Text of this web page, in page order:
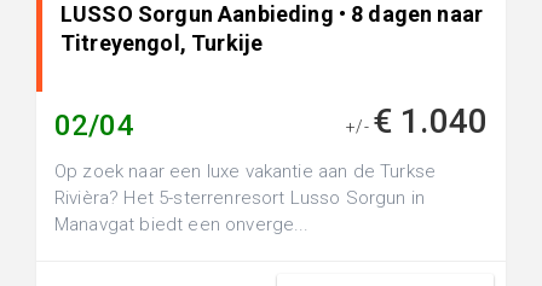
LUSSO Sorgun Aanbieding • 8 dagen naar
Titreyengol, Turkije
02/04 +/- € 1.040
Op zoek naar een luxe vakantie aan de Turkse
Rivièra? Het 5-sterrenresort Lusso Sorgun in
Manavgat biedt een onverge...